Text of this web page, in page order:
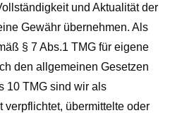
und Aktualität der
Gewähr übernehmen. Als
§ 7 Abs.1 TMG für eigene
den allgemeinen Gesetzen
10 TMG sind wir als
übermittelte oder